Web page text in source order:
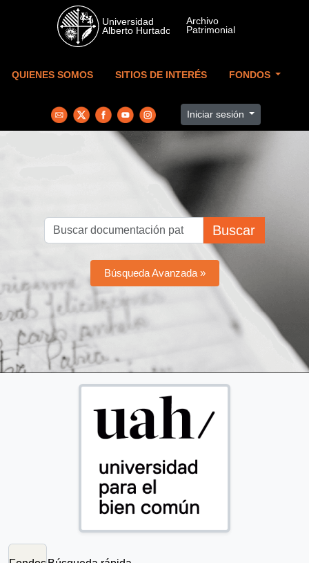
Skip to main content
QUIENES SOMOS SITIOS DE INTERÉS FONDOS
Iniciar sesión
Buscar
Búsqueda Avanzada »